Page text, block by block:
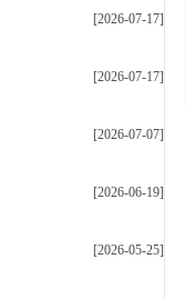
[2026-07-17]
[2026-07-17]
[2026-07-07]
[2026-06-19]
[2026-05-25]